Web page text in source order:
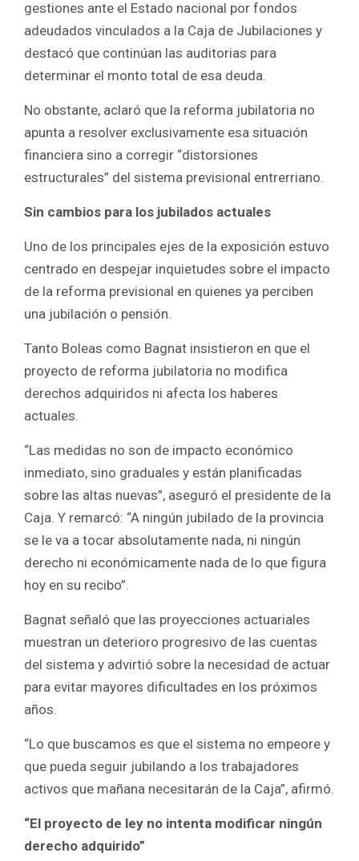
gestiones ante el Estado nacional por fondos
adeudados vinculados a la Caja de Jubilaciones y
destacó que continúan las auditorias para
determinar el monto total de esa deuda.
No obstante, aclaró que la reforma jubilatoria no
apunta a resolver exclusivamente esa situación
financiera sino a corregir “distorsiones
estructurales” del sistema previsional entrerriano.
Sin cambios para los jubilados actuales
Uno de los principales ejes de la exposición estuvo
centrado en despejar inquietudes sobre el impacto
de la reforma previsional en quienes ya perciben
una jubilación o pensión.
Tanto Boleas como Bagnat insistieron en que el
proyecto de reforma jubilatoria no modifica
derechos adquiridos ni afecta los haberes
actuales.
“Las medidas no son de impacto económico
inmediato, sino graduales y están planificadas
sobre las altas nuevas”, aseguró el presidente de la
Caja. Y remarcó: “A ningún jubilado de la provincia
se le va a tocar absolutamente nada, ni ningún
derecho ni económicamente nada de lo que figura
hoy en su recibo”.
Bagnat señaló que las proyecciones actuariales
muestran un deterioro progresivo de las cuentas
del sistema y advirtió sobre la necesidad de actuar
para evitar mayores dificultades en los próximos
años.
“Lo que buscamos es que el sistema no empeore y
que pueda seguir jubilando a los trabajadores
activos que mañana necesitarán de la Caja”, afirmó.
“El proyecto de ley no intenta modificar ningún
derecho adquirido”